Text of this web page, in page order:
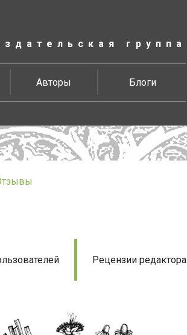
группа
весь
Авторы Блоги
Рецензии редактора